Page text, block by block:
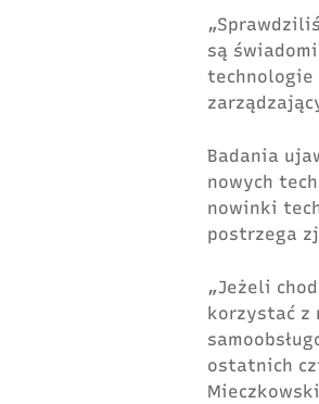
są
technologie
Badania
nowych
nowinki
postrzega
„Jeżeli
korzystać z
ostatnich